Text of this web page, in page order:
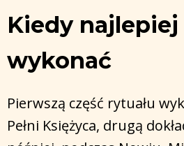
Kiedy najlepiej
wykonać
Pierwszą część rytuału
Pełni Księżyca, drugą